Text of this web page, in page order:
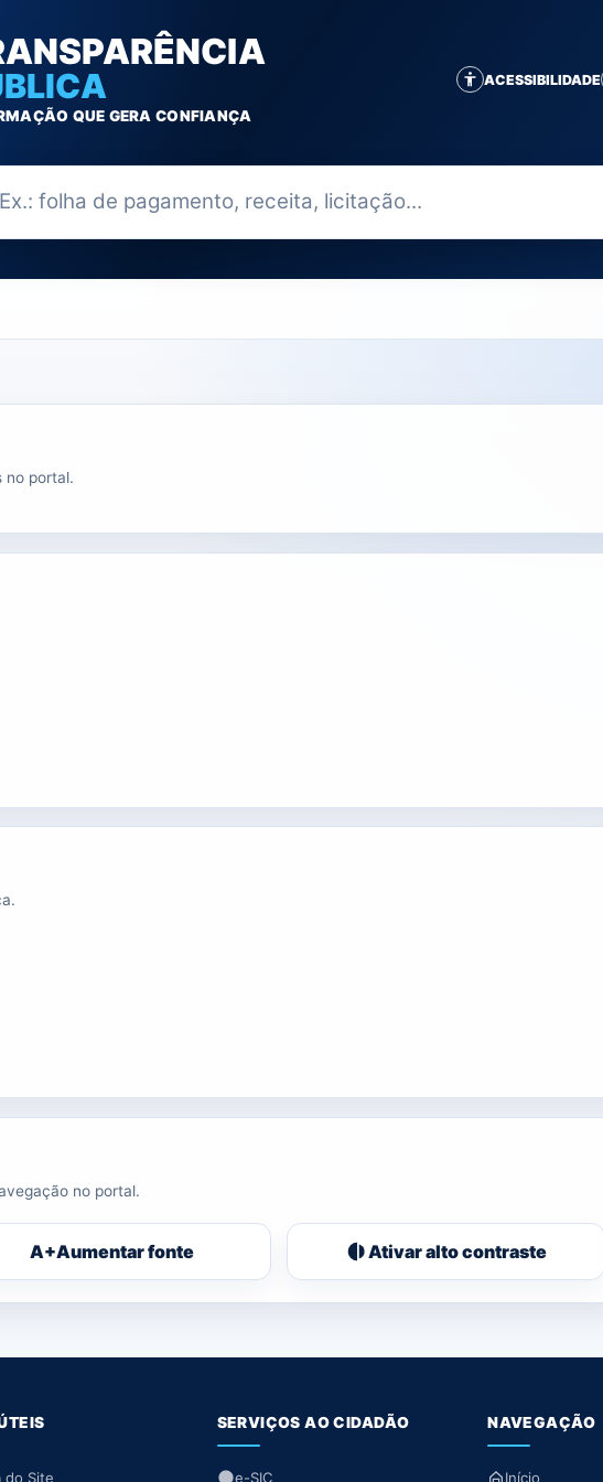
QUE GERA CONFIANÇA
ACESSIBILIDADE
no portal.
no portal.
A+Aumentar fonte Ativar alto contraste
do Site
SERVIÇOS AO CIDADÃO
e-SIC
NAVEGAÇÃO
Início